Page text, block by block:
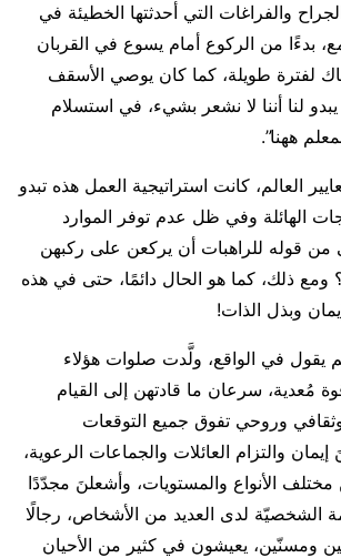
والفراغات التي أحدثتها الخطيئة في
بدءًا من الركوع أمام يسوع في القربان
لفترة طويلة، كما كان يوصي الأسقف
لنا أننا لا نشعر بشيء، في استسلام
ههنا”.
العالم، كانت استراتيجية العمل هذه تبدو
الهائلة وفي ظل عدم توفر الموارد
من قوله للراهبات أن يركعن على ركبهن
ومع ذلك، كما هو الحال دائمًا، حتى في هذه
وبذل الذات!
يقول في الواقع، ولَّدت صلوات هؤلاء
مُعدية، سرعان ما قادتهن إلى القيام
وروحي تفوق جميع التوقعات
والتزام العائلات والجماعات الرعوية،
الأنواع والمستويات، وأشعلنَ مجدّدًا
الشخصيّة لدى العديد من الأشخاص، رجالًا
ومسنّين، يعيشون في كثير من الأحيان